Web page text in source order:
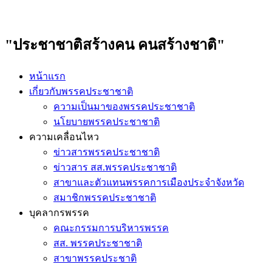
"ประชาชาติสร้างคน คนสร้างชาติ"
หน้าแรก
เกี่ยวกับพรรคประชาชาติ
ความเป็นมาของพรรคประชาชาติ
นโยบายพรรคประชาชาติ
ความเคลื่อนไหว
ข่าวสารพรรคประชาชาติ
ข่าวสาร สส.พรรคประชาชาติ
สาขาและตัวแทนพรรคการเมืองประจำจังหวัด
สมาชิกพรรคประชาชาติ
บุคลากรพรรค
คณะกรรมการบริหารพรรค
สส. พรรคประชาชาติ
สาขาพรรคประชาติ